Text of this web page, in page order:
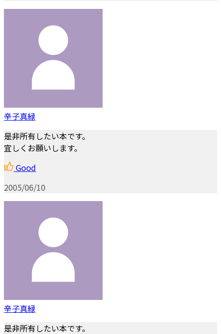
辛子真緑
是非所有したい本です。
宜しくお願いします。
Good
2005/06/10
辛子真緑
是非所有したい本です。